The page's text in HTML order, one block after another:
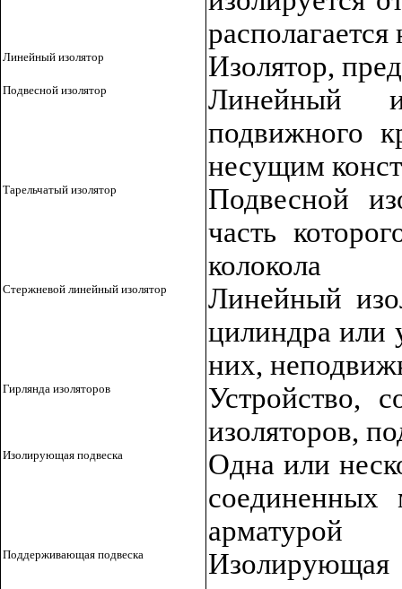
Линейный изолятор Изолятор,
Подвесной изолятор
Линейный
подвижного
несущим
Тарельчатый изолятор
Подвесной
часть
колокола
Стержневой линейный изолятор
Линейный
цилиндра или
них,
Гирлянда изоляторов
Устройство,
изоляторов,
Изолирующая подвеска
Одна или
арматурой
Поддерживающая подвеска